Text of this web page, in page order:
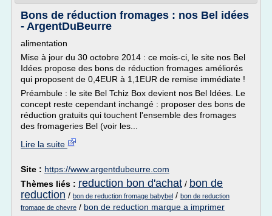
Bons de réduction fromages : nos Bel idées
- ArgentDuBeurre
alimentation
Mise à jour du 30 octobre 2014 : ce mois-ci, le site nos Bel
Idées propose des bons de réduction fromages améliorés
qui proposent de 0,4EUR à 1,1EUR de remise immédiate !
Préambule : le site Bel Tchiz Box devient nos Bel Idées. Le
concept reste cependant inchangé : proposer des bons de
réduction gratuits qui touchent l'ensemble des fromages
des fromageries Bel (voir les...
Lire la suite
Site : https://www.argentdubeurre.com
Thèmes liés : reduction bon d'achat / bon de
reduction / bon de reduction fromage babybel / bon de reduction
fromage de chevre / bon de reduction marque a imprimer